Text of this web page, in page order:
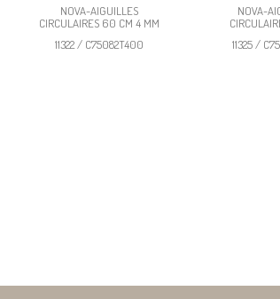
NOVA-AIGUILLES
CIRCULAIRES 60 CM 4 MM
11322 / C75082T400
NOVA-
11325 /